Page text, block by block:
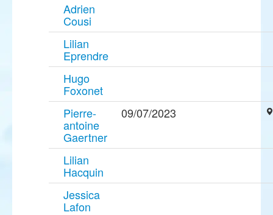
Adrien
Cousi
Lilian
Eprendre
Hugo
Foxonet
Pierre-
antoine
Gaertner
09/07/2023
Lilian
Hacquin
Jessica
Lafon